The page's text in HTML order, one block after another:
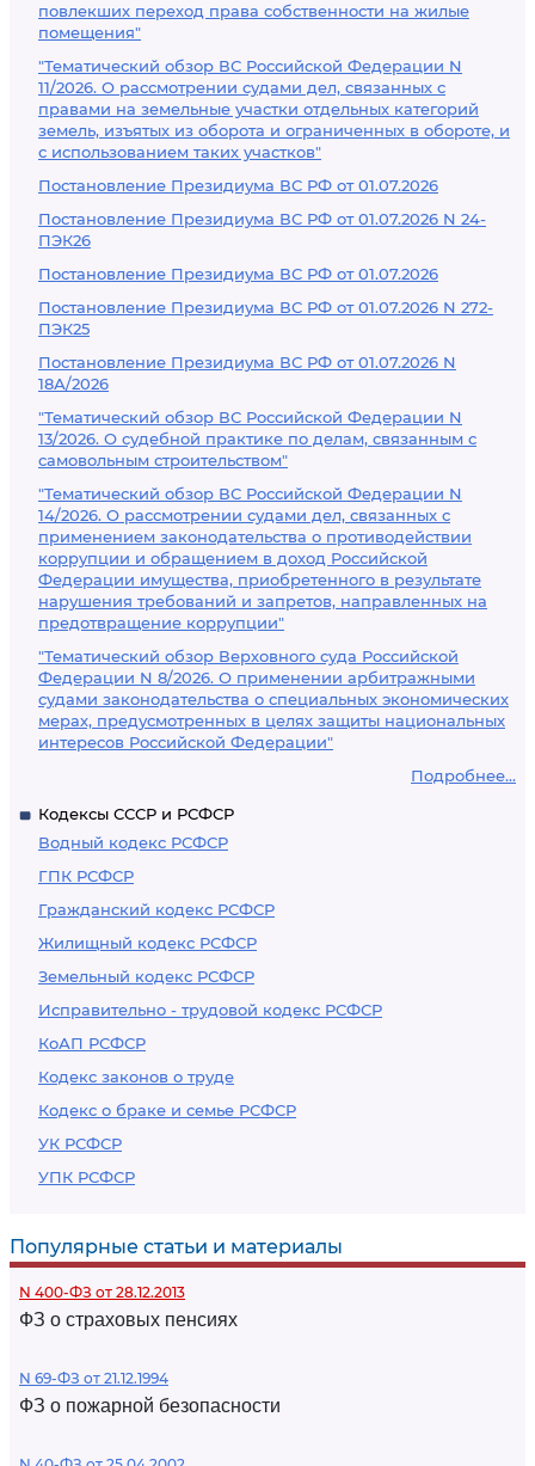
повлекших переход права собственности на жилые
помещения"
"Тематический обзор ВС Российской Федерации N
11/2026. О рассмотрении судами дел, связанных с
правами на земельные участки отдельных категорий
земель, изъятых из оборота и ограниченных в обороте, и
с использованием таких участков"
Постановление Президиума ВС РФ от 01.07.2026
Постановление Президиума ВС РФ от 01.07.2026 N 24-
ПЭК26
Постановление Президиума ВС РФ от 01.07.2026
Постановление Президиума ВС РФ от 01.07.2026 N 272-
ПЭК25
Постановление Президиума ВС РФ от 01.07.2026 N
18А/2026
"Тематический обзор ВС Российской Федерации N
13/2026. О судебной практике по делам, связанным с
самовольным строительством"
"Тематический обзор ВС Российской Федерации N
14/2026. О рассмотрении судами дел, связанных с
применением законодательства о противодействии
коррупции и обращением в доход Российской
Федерации имущества, приобретенного в результате
нарушения требований и запретов, направленных на
предотвращение коррупции"
"Тематический обзор Верховного суда Российской
Федерации N 8/2026. О применении арбитражными
судами законодательства о специальных экономических
мерах, предусмотренных в целях защиты национальных
интересов Российской Федерации"
Подробнее...
Кодексы СССР и РСФСР
Водный кодекс РСФСР
ГПК РСФСР
Гражданский кодекс РСФСР
Жилищный кодекс РСФСР
Земельный кодекс РСФСР
Исправительно - трудовой кодекс РСФСР
КоАП РСФСР
Кодекс законов о труде
Кодекс о браке и семье РСФСР
УК РСФСР
УПК РСФСР
Популярные статьи и материалы
N 400-ФЗ от 28.12.2013
ФЗ о страховых пенсиях
N 69-ФЗ от 21.12.1994
ФЗ о пожарной безопасности